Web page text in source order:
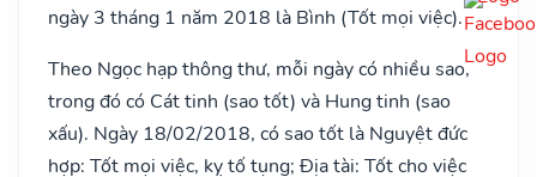
ngày 3 tháng 1 năm 2018 là Bình (Tốt mọi việc).
Theo Ngọc hạp thông thư, mỗi ngày có nhiều sao,
trong đó có Cát tinh (sao tốt) và Hung tinh (sao
xấu). Ngày 18/02/2018, có sao tốt là Nguyệt đức
hợp: Tốt mọi việc, kỵ tố tụng; Địa tài: Tốt cho việc